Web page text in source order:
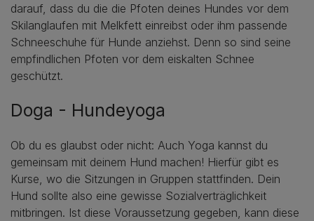
darauf, dass du die die Pfoten deines Hundes vor dem
Skilanglaufen mit Melkfett einreibst oder ihm passende
Schneeschuhe für Hunde anziehst. Denn so sind seine
empfindlichen Pfoten vor dem eiskalten Schnee
geschützt.
Doga - Hundeyoga
Ob du es glaubst oder nicht: Auch Yoga kannst du
gemeinsam mit deinem Hund machen! Hierfür gibt es
Kurse, wo die Sitzungen in Gruppen stattfinden. Dein
Hund sollte also eine gewisse Sozialverträglichkeit
mitbringen. Ist diese Voraussetzung gegeben, kann diese